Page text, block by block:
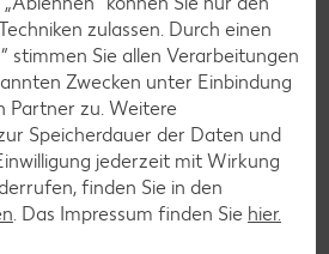
Einkaufshelfer mit
– für iOS und Android:
zulassen. Durch einen
stimmen Sie allen Verarbeitungen
Zwecken unter Einbindung
Partner zu. Weitere
Speicherdauer der Daten und
jederzeit mit Wirkung
finden Sie in den
. Das Impressum finden Sie hier.